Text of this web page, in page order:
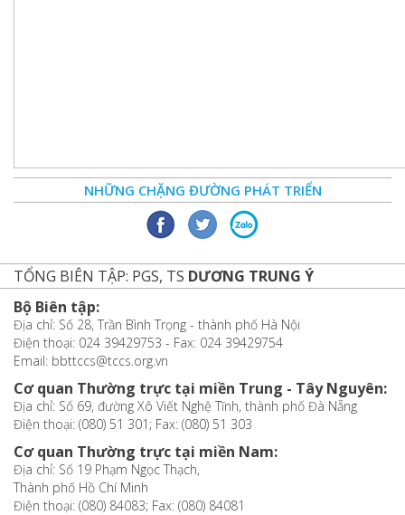
NHỮNG CHẶNG ĐƯỜNG PHÁT TRIỂN
TỔNG BIÊN TẬP: PGS, TS DƯƠNG TRUNG Ý
Bộ Biên tập:
Địa chỉ: Số 28, Trần Bình Trọng - thành phố Hà Nội
Điện thoại: 024 39429753 - Fax: 024 39429754
Email: bbttccs@tccs.org.vn
Cơ quan Thường trực tại miền Trung - Tây Nguyên:
Địa chỉ: Số 69, đường Xô Viết Nghệ Tĩnh, thành phố Đà Nẵng
Điện thoại: (080) 51 301; Fax: (080) 51 303
Cơ quan Thường trực tại miền Nam:
Địa chỉ: Số 19 Phạm Ngọc Thạch,
Thành phố Hồ Chí Minh
Điện thoại: (080) 84083; Fax: (080) 84081